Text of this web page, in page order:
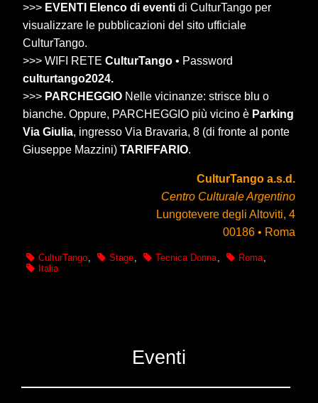
>>> EVENTI Elenco di eventi di CulturTango per
visualizzare le pubblicazioni del sito ufficiale
CulturTango.
>>> WIFI RETECulturTango • Password
culturtango2024.
>>> PARCHEGGIO Nelle vicinanze: strisce blu o
bianche. Oppure, PARCHEGGIO più vicino è Parking
Via Giulia, ingresso Via Bravaria, 8 (di fronte al ponte
Giuseppe Mazzini)TARIFFARIO.
CulturTango a.s.d.
Centro Culturale Argentino
Lungotevere degli Altoviti, 4
00186 • Roma
CulturTango, Stage, Tecnica Donna, Roma,
Italia
Eventi